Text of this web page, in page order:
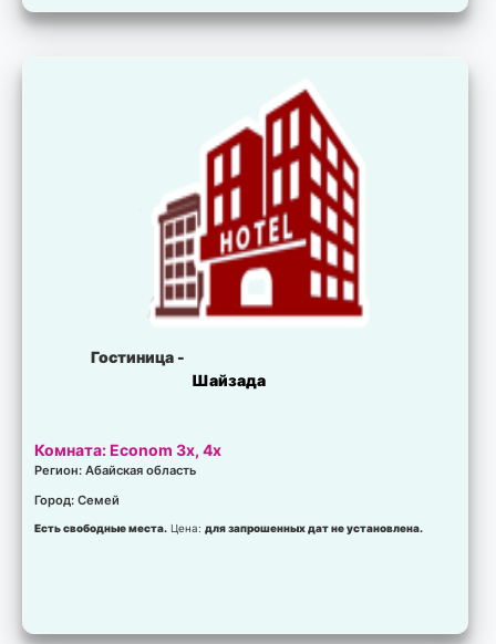
Гостиница -
Шайзада
Комната: Econom 3x, 4x
Регион: Абайская область
Город: Семей
Есть свободные места. Цена:для запрошенных дат не установлена.